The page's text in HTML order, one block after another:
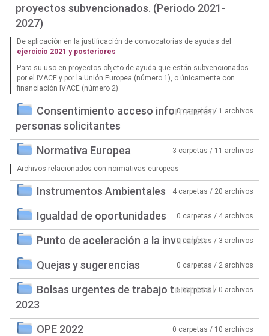
proyectos subvencionados. (Periodo 2021-
2027)
De aplicación en la justificación de convocatorias de ayudas del
ejercicio 2021 y posteriores
Para su uso en proyectos objeto de ayuda que están subvencionados
por el IVACE y por la Unión Europea (número 1), o únicamente con
financiación IVACE (número 2)
Consentimiento acceso información
personas solicitantes
0 carpetas / 1 archivos
Normativa Europea 3 carpetas / 11 archivos
Archivos relacionados con normativas europeas
Instrumentos Ambientales 4 carpetas / 20 archivos
Igualdad de oportunidades 0 carpetas / 4 archivos
Punto de aceleración a la inversión0 carpetas / 3 archivos
Quejas y sugerencias 0 carpetas / 2 archivos
Bolsas urgentes de trabajo temporal
2023
5 carpetas / 0 archivos
OPE 2022 0 carpetas / 10 archivos